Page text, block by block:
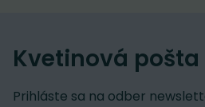
Kvetinová pošta
Prihláste sa na odber